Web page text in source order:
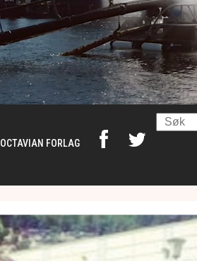
OCTAVIAN FORLAG
Search